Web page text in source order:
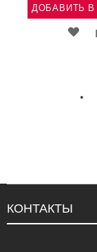
ДОБАВИТЬ
КОНТАКТЫ